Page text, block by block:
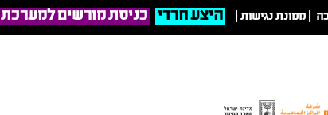
ממונת נגישות היצע חרדי כניסת מורשים למערכת